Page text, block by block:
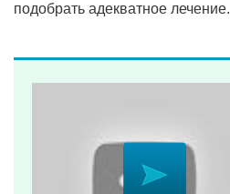
подобрать адекватное лечение.